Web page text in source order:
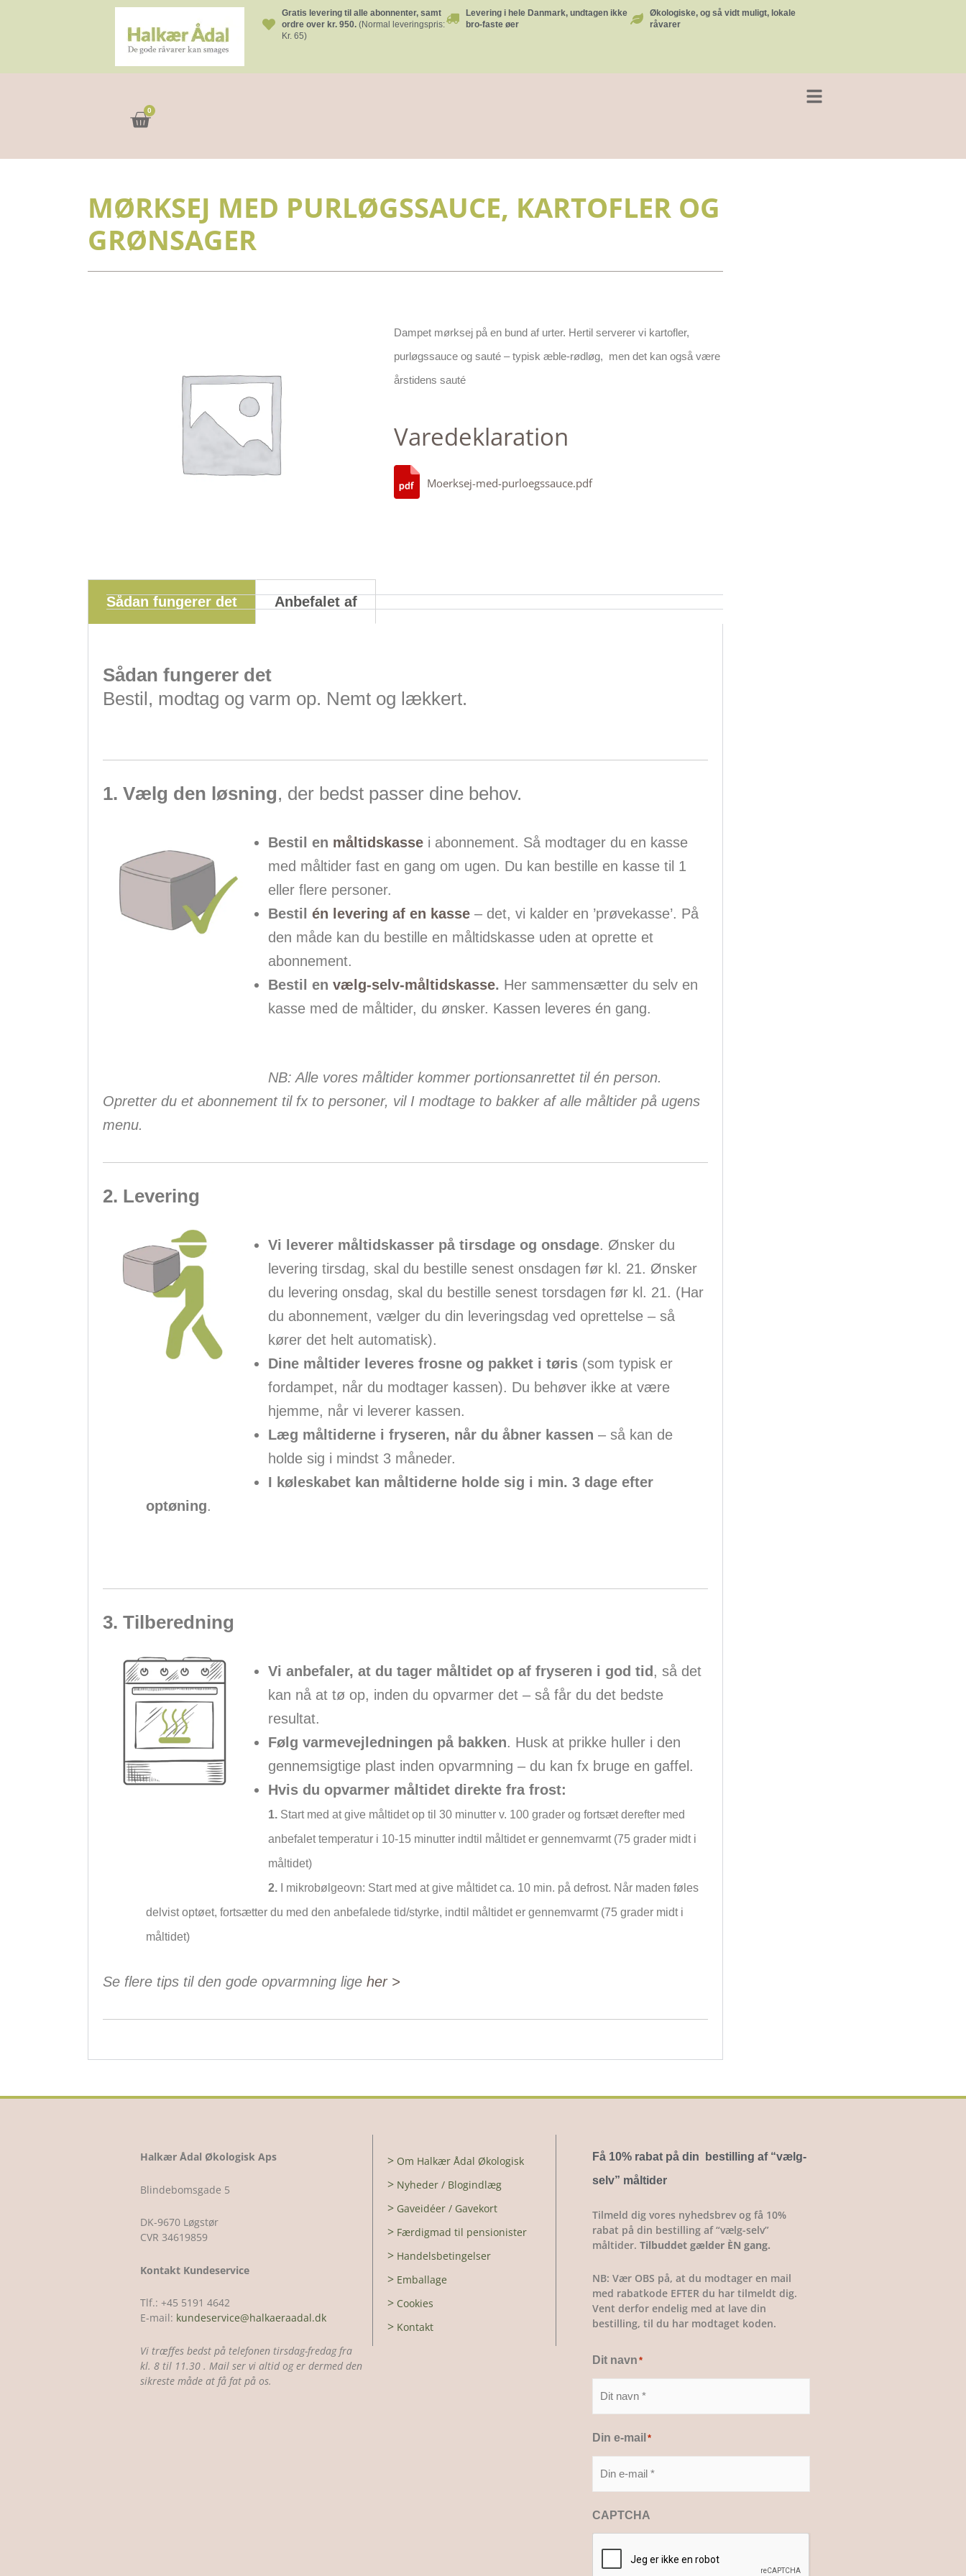
Gratis levering til alle abonnenter, samt
ordre over kr. 950. (Normal leveringspris:
Kr. 65)
Levering i hele Danmark, undtagen ikke
bro-faste øer
Økologiske, og så vidt muligt, lokale
råvarer
0
Kurv
MØRKSEJ MED PURLØGSSAUCE, KARTOFLER OG
GRØNSAGER
Dampet mørksej på en bund af urter. Hertil serverer vi kartofler,
purløgssauce og sauté – typisk æble-rødløg, men det kan også være
årstidens sauté
Varedeklaration
Moerksej-med-purloegssauce.pdf
Sådan fungerer det Anbefalet af
Sådan fungerer det
Bestil, modtag og varm op. Nemt og lækkert.
1. Vælg den løsning, der bedst passer dine behov.
Bestil en måltidskasse i abonnement. Så modtager du en kasse
med måltider fast en gang om ugen. Du kan bestille en kasse til 1
eller flere personer.
Bestil én levering af en kasse – det, vi kalder en ’prøvekasse’. På
den måde kan du bestille en måltidskasse uden at oprette et
abonnement.
Bestil en vælg-selv-måltidskasse. Her sammensætter du selv en
kasse med de måltider, du ønsker. Kassen leveres én gang.
NB: Alle vores måltider kommer portionsanrettet til én person.
Opretter du et abonnement til fx to personer, vil I modtage to bakker af alle måltider på ugens
menu.
2. Levering
Vi leverer måltidskasser på tirsdage og onsdage. Ønsker du
levering tirsdag, skal du bestille senest onsdagen før kl. 21. Ønsker
du levering onsdag, skal du bestille senest torsdagen før kl. 21. (Har
du abonnement, vælger du din leveringsdag ved oprettelse – så
kører det helt automatisk).
Dine måltider leveres frosne og pakket i tøris (som typisk er
fordampet, når du modtager kassen). Du behøver ikke at være
hjemme, når vi leverer kassen.
Læg måltiderne i fryseren, når du åbner kassen – så kan de
holde sig i mindst 3 måneder.
I køleskabet kan måltiderne holde sig i min. 3 dage efter
optøning.
3. Tilberedning
Vi anbefaler, at du tager måltidet op af fryseren i god tid , så det
kan nå at tø op, inden du opvarmer det – så får du det bedste
resultat.
Følg varmevejledningen på bakken. Husk at prikke huller i den
gennemsigtige plast inden opvarmning – du kan fx bruge en gaffel.
Hvis du opvarmer måltidet direkte fra frost:
1. Start med at give måltidet op til 30 minutter v. 100 grader og fortsæt derefter med
anbefalet temperatur i 10-15 minutter indtil måltidet er gennemvarmt (75 grader midt i
måltidet)
2. I mikrobølgeovn: Start med at give måltidet ca. 10 min. på defrost. Når maden føles
delvist optøet, fortsætter du med den anbefalede tid/styrke, indtil måltidet er gennemvarmt (75 grader midt i
måltidet)
Se flere tips til den gode opvarmning lige her >
Halkær Ådal Økologisk Aps
Blindebomsgade 5
DK-9670 Løgstør
CVR 34619859
Kontakt Kundeservice
Tlf.: +45 5191 4642
E-mail: kundeservice@halkaeraadal.dk
Vi træffes bedst på telefonen tirsdag-fredag fra
kl. 8 til 11.30 . Mail ser vi altid og er dermed den
sikreste måde at få fat på os.
> Om Halkær Ådal Økologisk
> Nyheder / Blogindlæg
> Gaveidéer / Gavekort
> Færdigmad til pensionister
> Handelsbetingelser
> Emballage
> Cookies
> Kontakt
Få 10% rabat på din bestilling af “vælg-
selv” måltider
Tilmeld dig vores nyhedsbrev og få 10%
rabat på din bestilling af “vælg-selv”
måltider.Tilbuddet gælder ÈN gang.
NB: Vær OBS på, at du modtager en mail
med rabatkode EFTER du har tilmeldt dig.
Vent derfor endelig med at lave din
bestilling, til du har modtaget koden.
Dit navn *
Din e-mail *
CAPTCHA